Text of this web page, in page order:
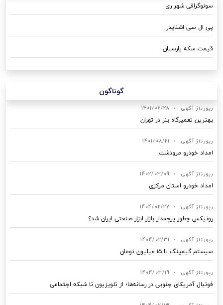
سونوگرافی شهر ری
پی ال سی اشنایدر
قیمت سکه پارسیان
گوناگون
رپورتاژ آگهی •
1401/06/28
بهترین تعمیرگاه بنز در تهران
رپورتاژ آگهی •
1401/08/21
امداد خودرو مرودشت
رپورتاژ آگهی •
1402/03/09
امداد خودرو استان مرکزی
رپورتاژ آگهی •
1404/02/27
رونیکس چطور پرچمدار بازار ابزار صنعتی ایران شد؟
رپورتاژ آگهی •
1404/02/31
سیستم گیمینگ تا ۱۵ میلیون تومان
رپورتاژ آگهی •
1404/03/19
فوتبال آمریکای جنوبی در رسانه‌ها؛ از تلویزیون تا شبکه اجتماعی